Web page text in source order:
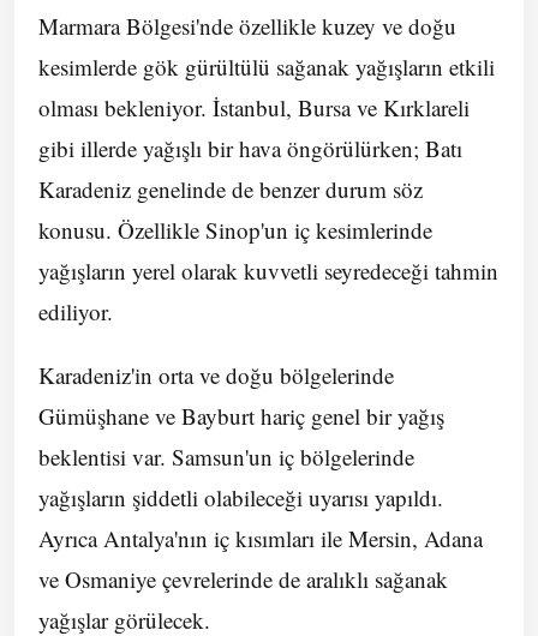
Marmara Bölgesi'nde özellikle kuzey ve doğu
kesimlerde gök gürültülü sağanak yağışların etkili
olması bekleniyor. İstanbul, Bursa ve Kırklareli
gibi illerde yağışlı bir hava öngörülürken; Batı
Karadeniz genelinde de benzer durum söz
konusu. Özellikle Sinop'un iç kesimlerinde
yağışların yerel olarak kuvvetli seyredeceği tahmin
ediliyor.
Karadeniz'in orta ve doğu bölgelerinde
Gümüşhane ve Bayburt hariç genel bir yağış
beklentisi var. Samsun'un iç bölgelerinde
yağışların şiddetli olabileceği uyarısı yapıldı.
Ayrıca Antalya'nın iç kısımları ile Mersin, Adana
ve Osmaniye çevrelerinde de aralıklı sağanak
yağışlar görülecek.